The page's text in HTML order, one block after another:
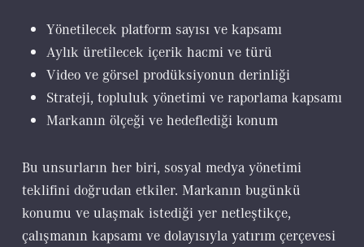
Yönetilecek platform sayısı ve kapsamı
Aylık üretilecek içerik hacmi ve türü
Video ve görsel prodüksiyonun derinliği
Strateji, topluluk yönetimi ve raporlama kapsamı
Markanın ölçeği ve hedeflediği konum
Bu unsurların her biri, sosyal medya yönetimi
teklifini doğrudan etkiler. Markanın bugünkü
konumu ve ulaşmak istediği yer netleştikçe,
çalışmanın kapsamı ve dolayısıyla yatırım çerçevesi